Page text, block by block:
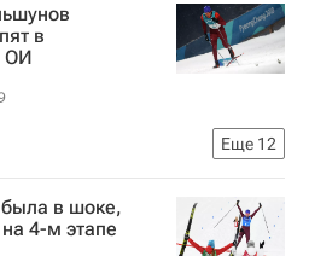
Дементьев
в
ОИ
Еще 12
2018
в шоке,
4-м этапе